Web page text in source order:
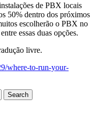
de PBX locais
50% dentro dos próximos
escolherão o PBX no
essas duas opções.
livre.
where-to-run-your-